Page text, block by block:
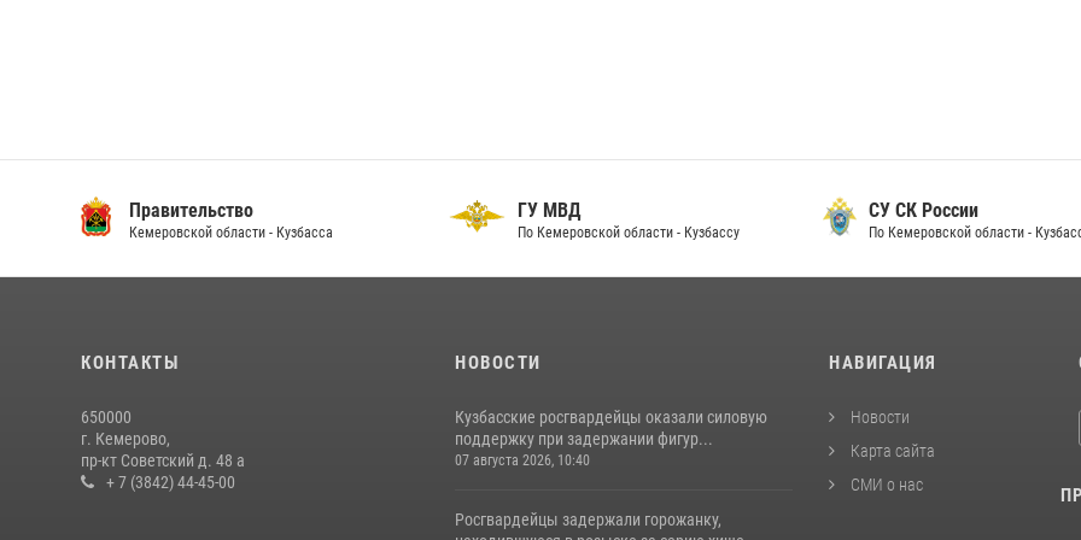
Правительство
Кемеровской области - Кузбасса
ГУ МВД
По Кемеровской области - Кузбассу
СУ СК России
По Кемеровской области -
КОНТАКТЫ
650000
г. Кемерово,
пр-кт Советский д. 48 а
+ 7 (3842) 44-45-00
НОВОСТИ
Кузбасские росгвардейцы оказали силовую
поддержку при задержании фигур...
07 августа 2026, 10:40
Росгвардейцы задержали горожанку,
НАВИГАЦИЯ
Новости
Карта сайта
СМИ о нас